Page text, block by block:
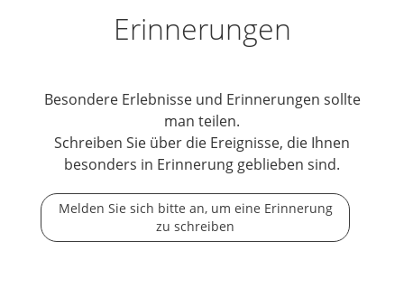
Erinnerungen
Besondere Erlebnisse und Erinnerungen sollte
man teilen.
Schreiben Sie über die Ereignisse, die Ihnen
besonders in Erinnerung geblieben sind.
Melden Sie sich bitte an, um eine Erinnerung
zu schreiben